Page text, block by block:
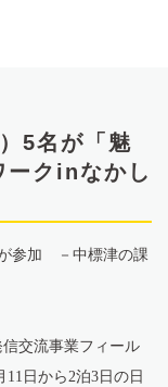
5名が「魅
ークinなかし
参加 －中標津の課
交流事業フィール
11 日から2泊3日の日